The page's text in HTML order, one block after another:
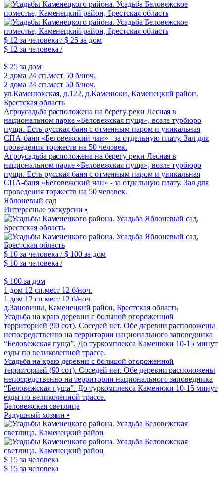
$ 12 за человека /$ 25 за дом
$ 12 за человека /
$ 25 за дом
2 дома 24 сп.мест 50 б/ноч.
2 дома 24 сп.мест 50 б/ноч.
ул.Каменюкская, д.122, д.Каменюки, Каменецкий район,
Брестская область
Агроусадьба расположена на берегу реки Лесная в
национальном парке «Беловежская пуща», возле турбюро
пущи. Есть русская баня с отменным паром и уникальная
СПА-баня «Беловежский чан» - за отдельную плату. Зал для
проведения торжеств на 50 человек.
Агроусадьба расположена на берегу реки Лесная в
национальном парке «Беловежская пуща», возле турбюро
пущи. Есть русская баня с отменным паром и уникальная
СПА-баня «Беловежский чан» - за отдельную плату. Зал для
проведения торжеств на 50 человек.
Яблоневый сад
Интересные экскурсии •
$ 10 за человека /$ 100 за дом
$ 10 за человека /
$ 100 за дом
1 дом 12 сп.мест 12 б/ноч.
1 дом 12 сп.мест 12 б/ноч.
д.Зановины, Каменецкий район, Брестская область
Усадьба на краю деревни с большой огороженной
территорией (90 сот). Соседей нет. Обе деревни расположены
непосредственно на территории национального заповедника
“Беловежская пуща”. До туркомплекса Каменюки 10-15 минут
езды по великолепной трассе.
Усадьба на краю деревни с большой огороженной
территорией (90 сот). Соседей нет. Обе деревни расположены
непосредственно на территории национального заповедника
“Беловежская пуща”. До туркомплекса Каменюки 10-15 минут
езды по великолепной трассе.
Беловежская светлица
Радушный хозяин •
$ 15 за человека
$ 15 за человека